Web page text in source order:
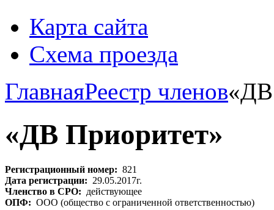
Карта сайта
Схема проезда
ГлавнаяРеестр членов«ДВ
«ДВ Приоритет»
Регистрационный номер: 821
Дата регистрации: 29.05.2017г.
Членство в СРО: действующее
ОПФ: ООО (общество с ограниченной ответственностью)